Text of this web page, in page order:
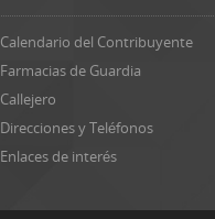
Calendario del Contribuyente
Farmacias de Guardia
Callejero
Direcciones y Teléfonos
Enlaces de interés